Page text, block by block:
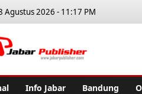
Agustus 2026 - 11:17 PM
Info Jabar Bandung